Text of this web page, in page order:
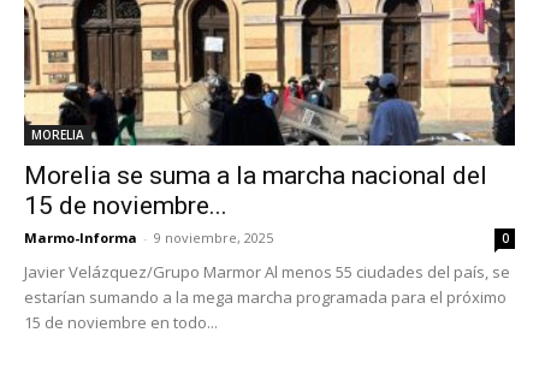
MORELIA
Morelia se suma a la marcha nacional del
15 de noviembre...
Marmo-Informa - 9 noviembre, 2025 0
Javier Velázquez/Grupo Marmor Al menos 55 ciudades del país, se
estarían sumando a la mega marcha programada para el próximo
15 de noviembre en todo...